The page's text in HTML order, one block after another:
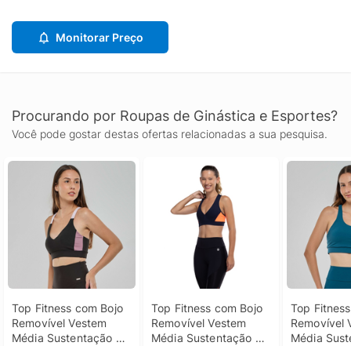
Monitorar Preço
Procurando por Roupas de Ginástica e Esportes?
Você pode gostar destas ofertas relacionadas a sua pesquisa.
Top Fitness com Bojo
Removível Vestem
Média Sustentação
Top Fitness com Bojo
Removível Vestem
Média Sustentação
Top
Removível
Média